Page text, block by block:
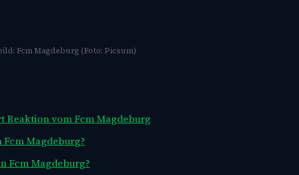
Fcm Magdeburg (Foto: Picsum)
Reaktion vom Fcm Magdeburg
Fcm Magdeburg?
Fcm Magdeburg?